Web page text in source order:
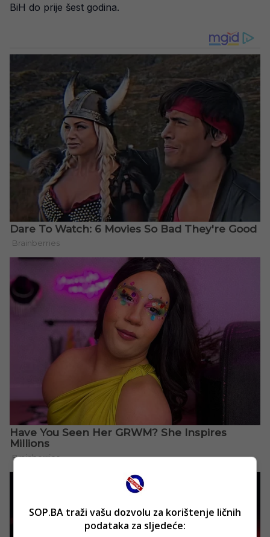
BiH do prije šest godina.
SOP.BA traži vašu dozvolu za korištenje ličnih
podataka za sljedeće: